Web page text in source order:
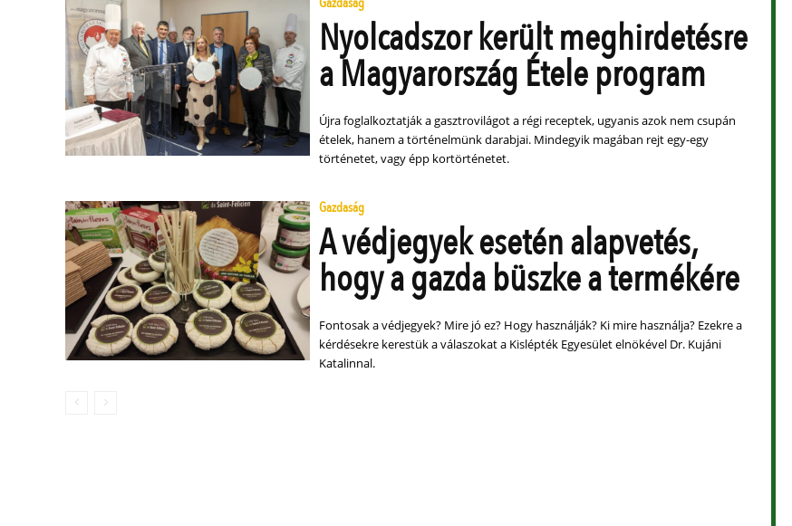
Nyolcadszor került meghirdetésre
a Magyarország Étele program
Újra foglalkoztatják a gasztrovilágot a régi receptek, ugyanis azok nem csupán
ételek, hanem a történelmünk darabjai. Mindegyik magában rejt egy-egy
történetet, vagy épp kortörténetet.
Gazdaság
A védjegyek esetén alapvetés,
hogy a gazda büszke a termékére
Fontosak a védjegyek? Mire jó ez? Hogy használják? Ki mire használja? Ezekre a
kérdésekre kerestük a válaszokat a Kislépték Egyesület elnökével Dr. Kujáni
Katalinnal.